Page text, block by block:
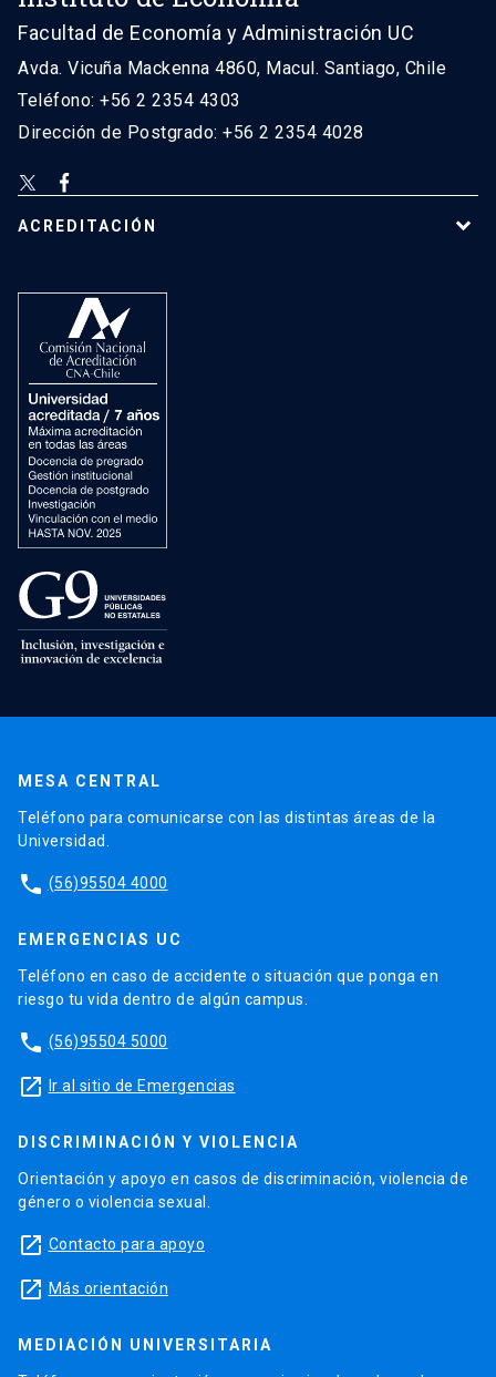
Facultad de Economía y Administración UC
Avda. Vicuña Mackenna 4860, Macul. Santiago, Chile
Teléfono: +56 2 2354 4303
Dirección de Postgrado: +56 2 2354 4028
ACREDITACIÓN
MESA CENTRAL
Teléfono para comunicarse con las distintas áreas de la
Universidad.
phone (56)95504 4000
EMERGENCIAS UC
Teléfono en caso de accidente o situación que ponga en
riesgo tu vida dentro de algún campus.
phone (56)95504 5000
launch Ir al sitio de Emergencias
DISCRIMINACIÓN Y VIOLENCIA
Orientación y apoyo en casos de discriminación, violencia de
género o violencia sexual.
launch Contacto para apoyo
launch Más orientación
MEDIACIÓN UNIVERSITARIA